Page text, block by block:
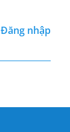
Đăng nhập